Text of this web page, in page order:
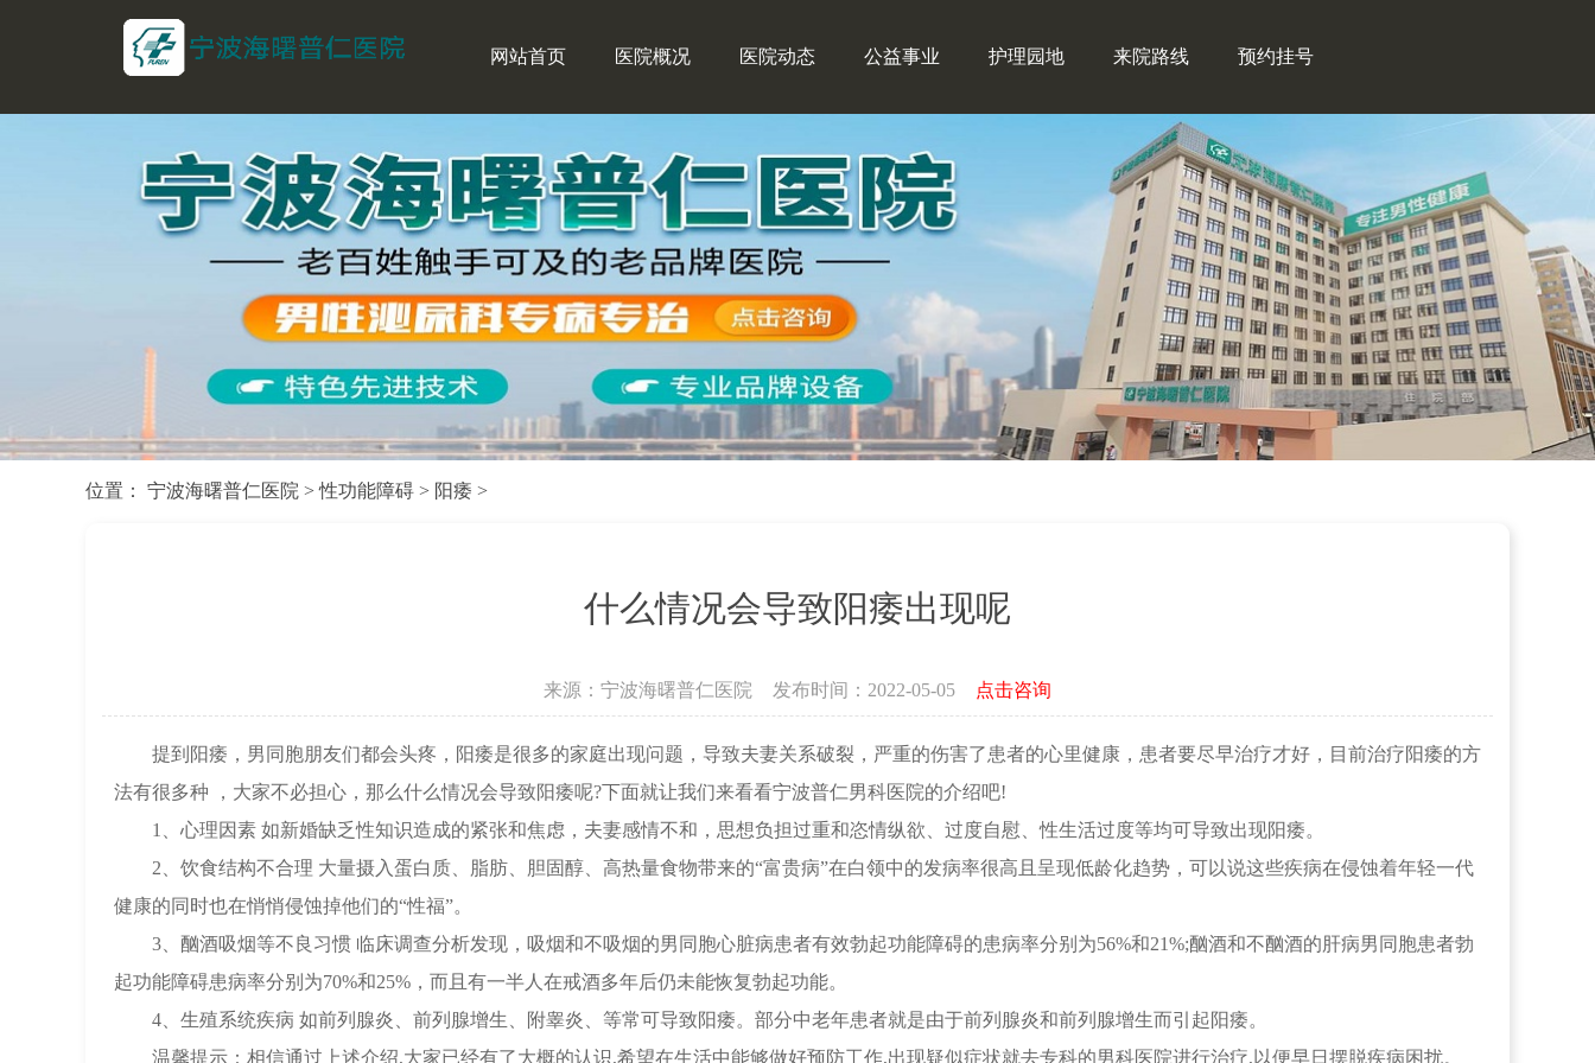
网站首页 医院概况 医院动态 公益事业 护理园地 来院路线 预约挂号
位置： 宁波海曙普仁医院 >性功能障碍 > 阳痿 >
什么情况会导致阳痿出现呢
来源：宁波海曙普仁医院 发布时间：2022-05-05 点击咨询
提到阳痿，男同胞朋友们都会头疼，阳痿是很多的家庭出现问题，导致夫妻关系破裂，严重的伤害了患者的心里健康，患者要尽早治疗才好，目前治疗阳痿的方
法有很多种 ，大家不必担心，那么什么情况会导致阳痿呢?下面就让我们来看看宁波普仁男科医院的介绍吧!
1、心理因素 如新婚缺乏性知识造成的紧张和焦虑，夫妻感情不和，思想负担过重和恣情纵欲、过度自慰、性生活过度等均可导致出现阳痿。
2、饮食结构不合理 大量摄入蛋白质、脂肪、胆固醇、高热量食物带来的“富贵病”在白领中的发病率很高且呈现低龄化趋势，可以说这些疾病在侵蚀着年轻一代
健康的同时也在悄悄侵蚀掉他们的“性福”。
3、酗酒吸烟等不良习惯 临床调查分析发现，吸烟和不吸烟的男同胞心脏病患者有效勃起功能障碍的患病率分别为56%和21%;酗酒和不酗酒的肝病男同胞患者勃
起功能障碍患病率分别为70%和25%，而且有一半人在戒酒多年后仍未能恢复勃起功能。
4、生殖系统疾病 如前列腺炎、前列腺增生、附睾炎、等常可导致阳痿。部分中老年患者就是由于前列腺炎和前列腺增生而引起阳痿。
温馨提示：相信通过上述介绍,大家已经有了大概的认识,希望在生活中能够做好预防工作,出现疑似症状就去专科的男科医院进行治疗,以便早日摆脱疾病困扰。